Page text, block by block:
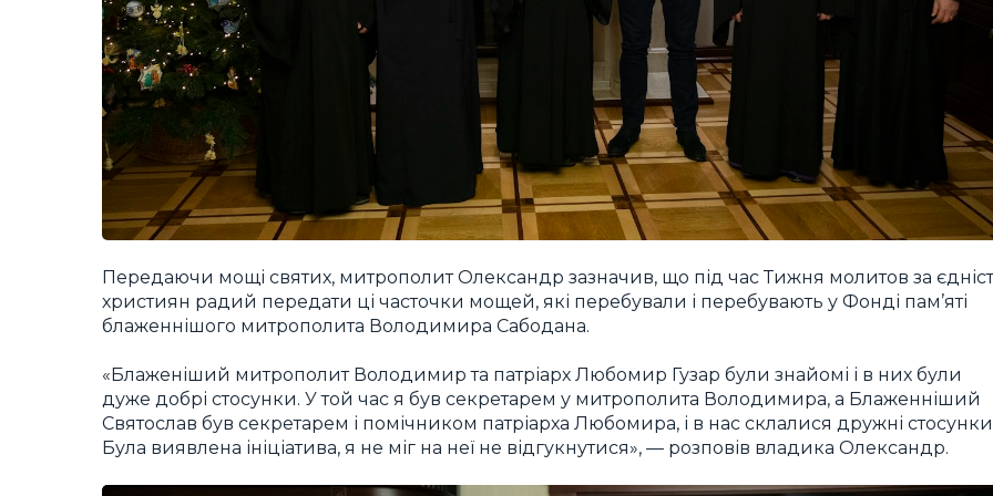
Передаючи мощі святих, митрополит Олександр зазначив, що під час Тижня молитов за
християн радий передати ці часточки мощей, які перебували і перебувають у Фонді пам’яті
блаженнішого митрополита Володимира Сабодана.
«Блаженіший митрополит Володимир та патріарх Любомир Гузар були знайомі і в них були
дуже добрі стосунки. У той час я був секретарем у митрополита Володимира, а Блаженніший
Святослав був секретарем і помічником патріарха Любомира, і в нас склалися дружні
Була виявлена ініціатива, я не міг на неї не відгукнутися», — розповів владика Олександр.